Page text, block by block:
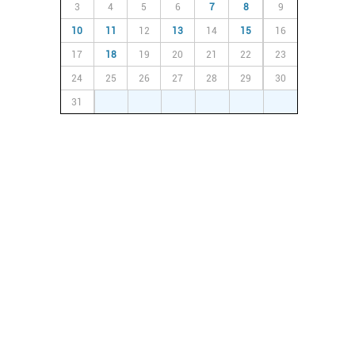
3 4 5 6 7 8 9
10 11 12 13 14 15 16
17 18 19 20 21 22 23
24 25 26 27 28 29 30
31